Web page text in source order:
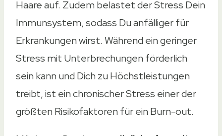
Haare auf. Zudem belastet der Stress Dein
Immunsystem, sodass Du anfälliger für
Erkrankungen wirst. Während ein geringer
Stress mit Unterbrechungen förderlich
sein kann und Dich zu Höchstleistungen
treibt, ist ein chronischer Stress einer der
größten Risikofaktoren für ein Burn-out.